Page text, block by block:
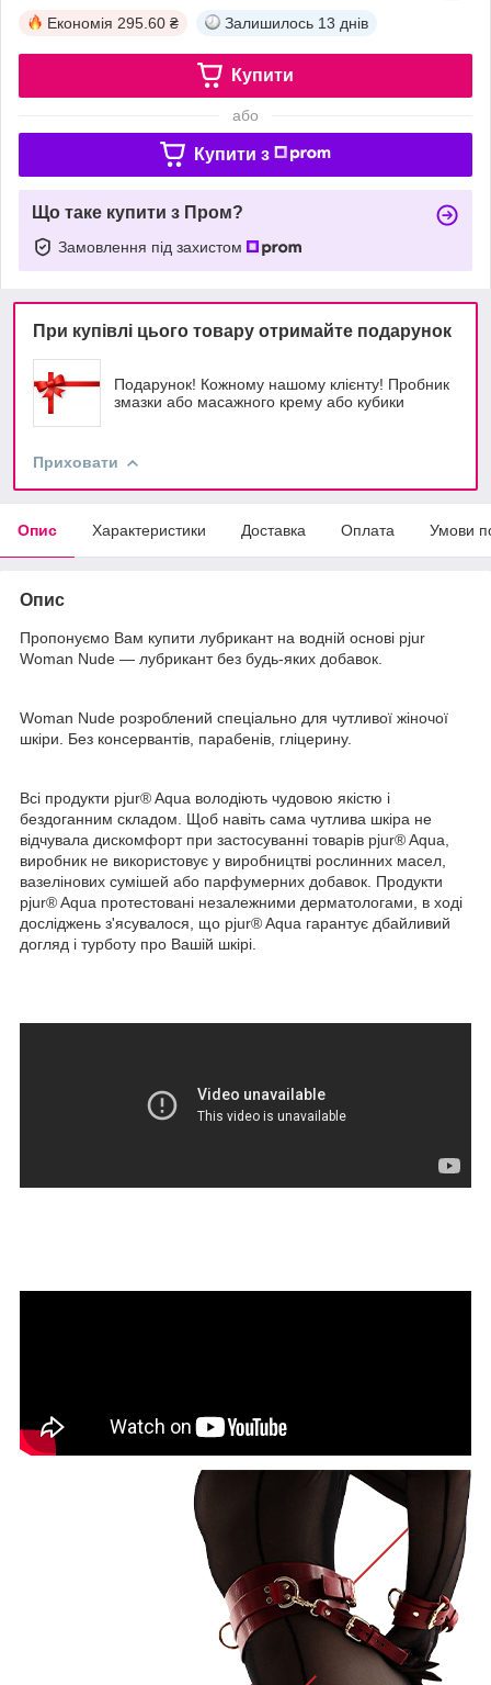
Економія 295.60 ₴ Залишилось 13 днів
Купити
або
Купити з
Що таке купити з Пром?
Замовлення під захистом
При купівлі цього товару отримайте подарунок
Подарунок! Кожному нашому клієнту! Пробник
змазки або масажного крему або кубики
Приховати
Опис Характеристики Доставка Оплата Умови
Опис
Пропонуємо Вам купити лубрикант на водній основі pjur
Woman Nude — лубрикант без будь-яких добавок.
Woman Nude розроблений спеціально для чутливої жіночої
шкіри. Без консервантів, парабенів, гліцерину.
Всі продукти pjur® Aqua володіють чудовою якістю і
бездоганним складом. Щоб навіть сама чутлива шкіра не
відчувала дискомфорт при застосуванні товарів pjur® Aqua
виробник не використовує у виробництві рослинних масел,
вазелінових сумішей або парфумерних добавок. Продукти
pjur® Aqua протестовані незалежними дерматологами, в ході
досліджень з'ясувалося, що pjur® Aqua гарантує дбайливий
догляд і турботу про Вашій шкірі.